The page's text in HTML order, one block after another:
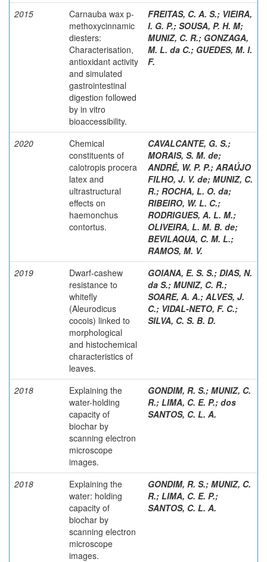
2015
Carnauba wax p-
methoxycinnamic
diesters:
Characterisation,
antioxidant activity
and simulated
gastrointestinal
digestion followed
by in vitro
bioaccessibility.
FREITAS, C. A. S.; VIEIRA,
I. G. P.; SOUSA, P. H. M;
MUNIZ, C. R.; GONZAGA,
M. L. da C.; GUEDES, M. I.
F.
2020
Chemical
constituents of
calotropis procera
latex and
ultrastructural
effects on
haemonchus
contortus.
CAVALCANTE, G. S.;
MORAIS, S. M. de;
ANDRÉ, W. P. P.; ARAÚJO
FILHO, J. V. de; MUNIZ, C.
R.; ROCHA, L. O. da;
RIBEIRO, W. L. C.;
RODRIGUES, A. L. M.;
OLIVEIRA, L. M. B. de;
BEVILAQUA, C. M. L.;
RAMOS, M. V.
2019
Dwarf-cashew
resistance to
whitefly
(Aleurodicus
cocois) linked to
morphological
and histochemical
characteristics of
leaves.
GOIANA, E. S. S.; DIAS, N.
da S.; MUNIZ, C. R.;
SOARE, A. A.; ALVES, J.
C.; VIDAL-NETO, F. C.;
SILVA, C. S. B. D.
2018
Explaining the
water-holding
capacity of
biochar by
scanning electron
microscope
images.
GONDIM, R. S.; MUNIZ, C.
R.; LIMA, C. E. P.; dos
SANTOS, C. L. A.
2018
Explaining the
water: holding
capacity of
biochar by
scanning electron
microscope
images.
GONDIM, R. S.; MUNIZ, C.
R.; LIMA, C. E. P.;
SANTOS, C. L. A.